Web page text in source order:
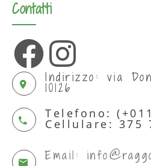
Contatti
Indirizzo: via
10126
Telefono:
Cellulare: 375
Email: